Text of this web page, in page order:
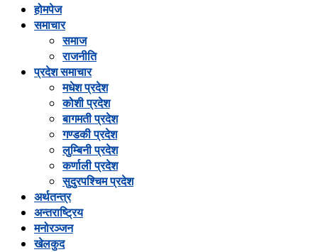
होमपेज
समाचार
समाज
राजनीति
प्रदेश समाचार
मधेश प्रदेश
कोशी प्रदेश
बागमती प्रदेश
गण्डकी प्रदेश
लुम्बिनी प्रदेश
कर्णाली प्रदेश
सुदुरपश्चिम प्रदेश
अर्थतन्त्र
अन्तराष्ट्रिय
मनोरञ्जन
खेलकुद